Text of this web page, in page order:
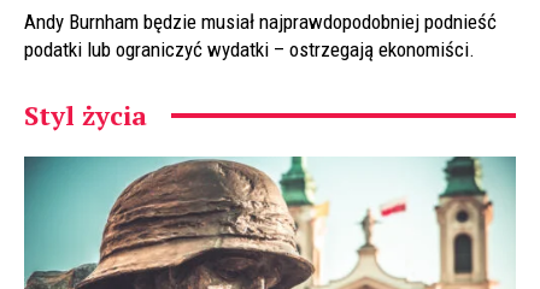
Andy Burnham będzie musiał najprawdopodobniej podnieść
podatki lub ograniczyć wydatki – ostrzegają ekonomiści.
Styl życia